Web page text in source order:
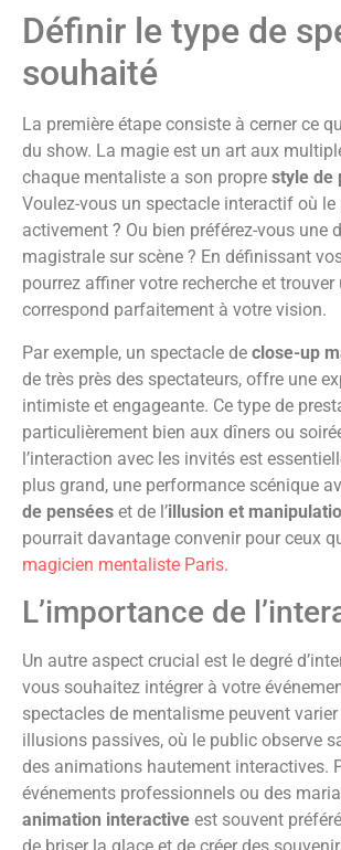
Définir le type de
souhaité
La première étape consiste à cerner ce
du show. La magie est un art aux
chaque mentaliste a son propre style de
Voulez-vous un spectacle interactif où
activement ? Ou bien préférez-vous une
magistrale sur scène ? En définissant
pourrez affiner votre recherche et
correspond parfaitement à votre vision.
Par exemple, un spectacle de close-up
de très près des spectateurs, offre une
intimiste et engageante. Ce type de
particulièrement bien aux dîners ou
l’interaction avec les invités est
plus grand, une performance scénique
de pensées et de l’illusion et
pourrait davantage convenir pour ceux
magicien mentaliste Paris.
L’importance de
Un autre aspect crucial est le degré
vous souhaitez intégrer à votre
spectacles de mentalisme peuvent varier
illusions passives, où le public observe
des animations hautement interactives.
événements professionnels ou des
animation interactive est souvent